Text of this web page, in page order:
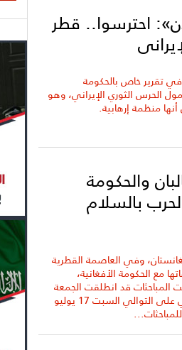
احترسوا.. قطر
في تقرير خاص بالحكومة
الحرس الثوري الإيراني، وهو
منظمة إرهابية.
والحكومة
بالسلام
وفي العاصمة القطرية
مع الحكومة الأفغانية،
المباحثات قد انطلقت الجمعة
16 يوليو 2021، وامتدت ليومها الثاني على التوالي السبت 17 يوليو